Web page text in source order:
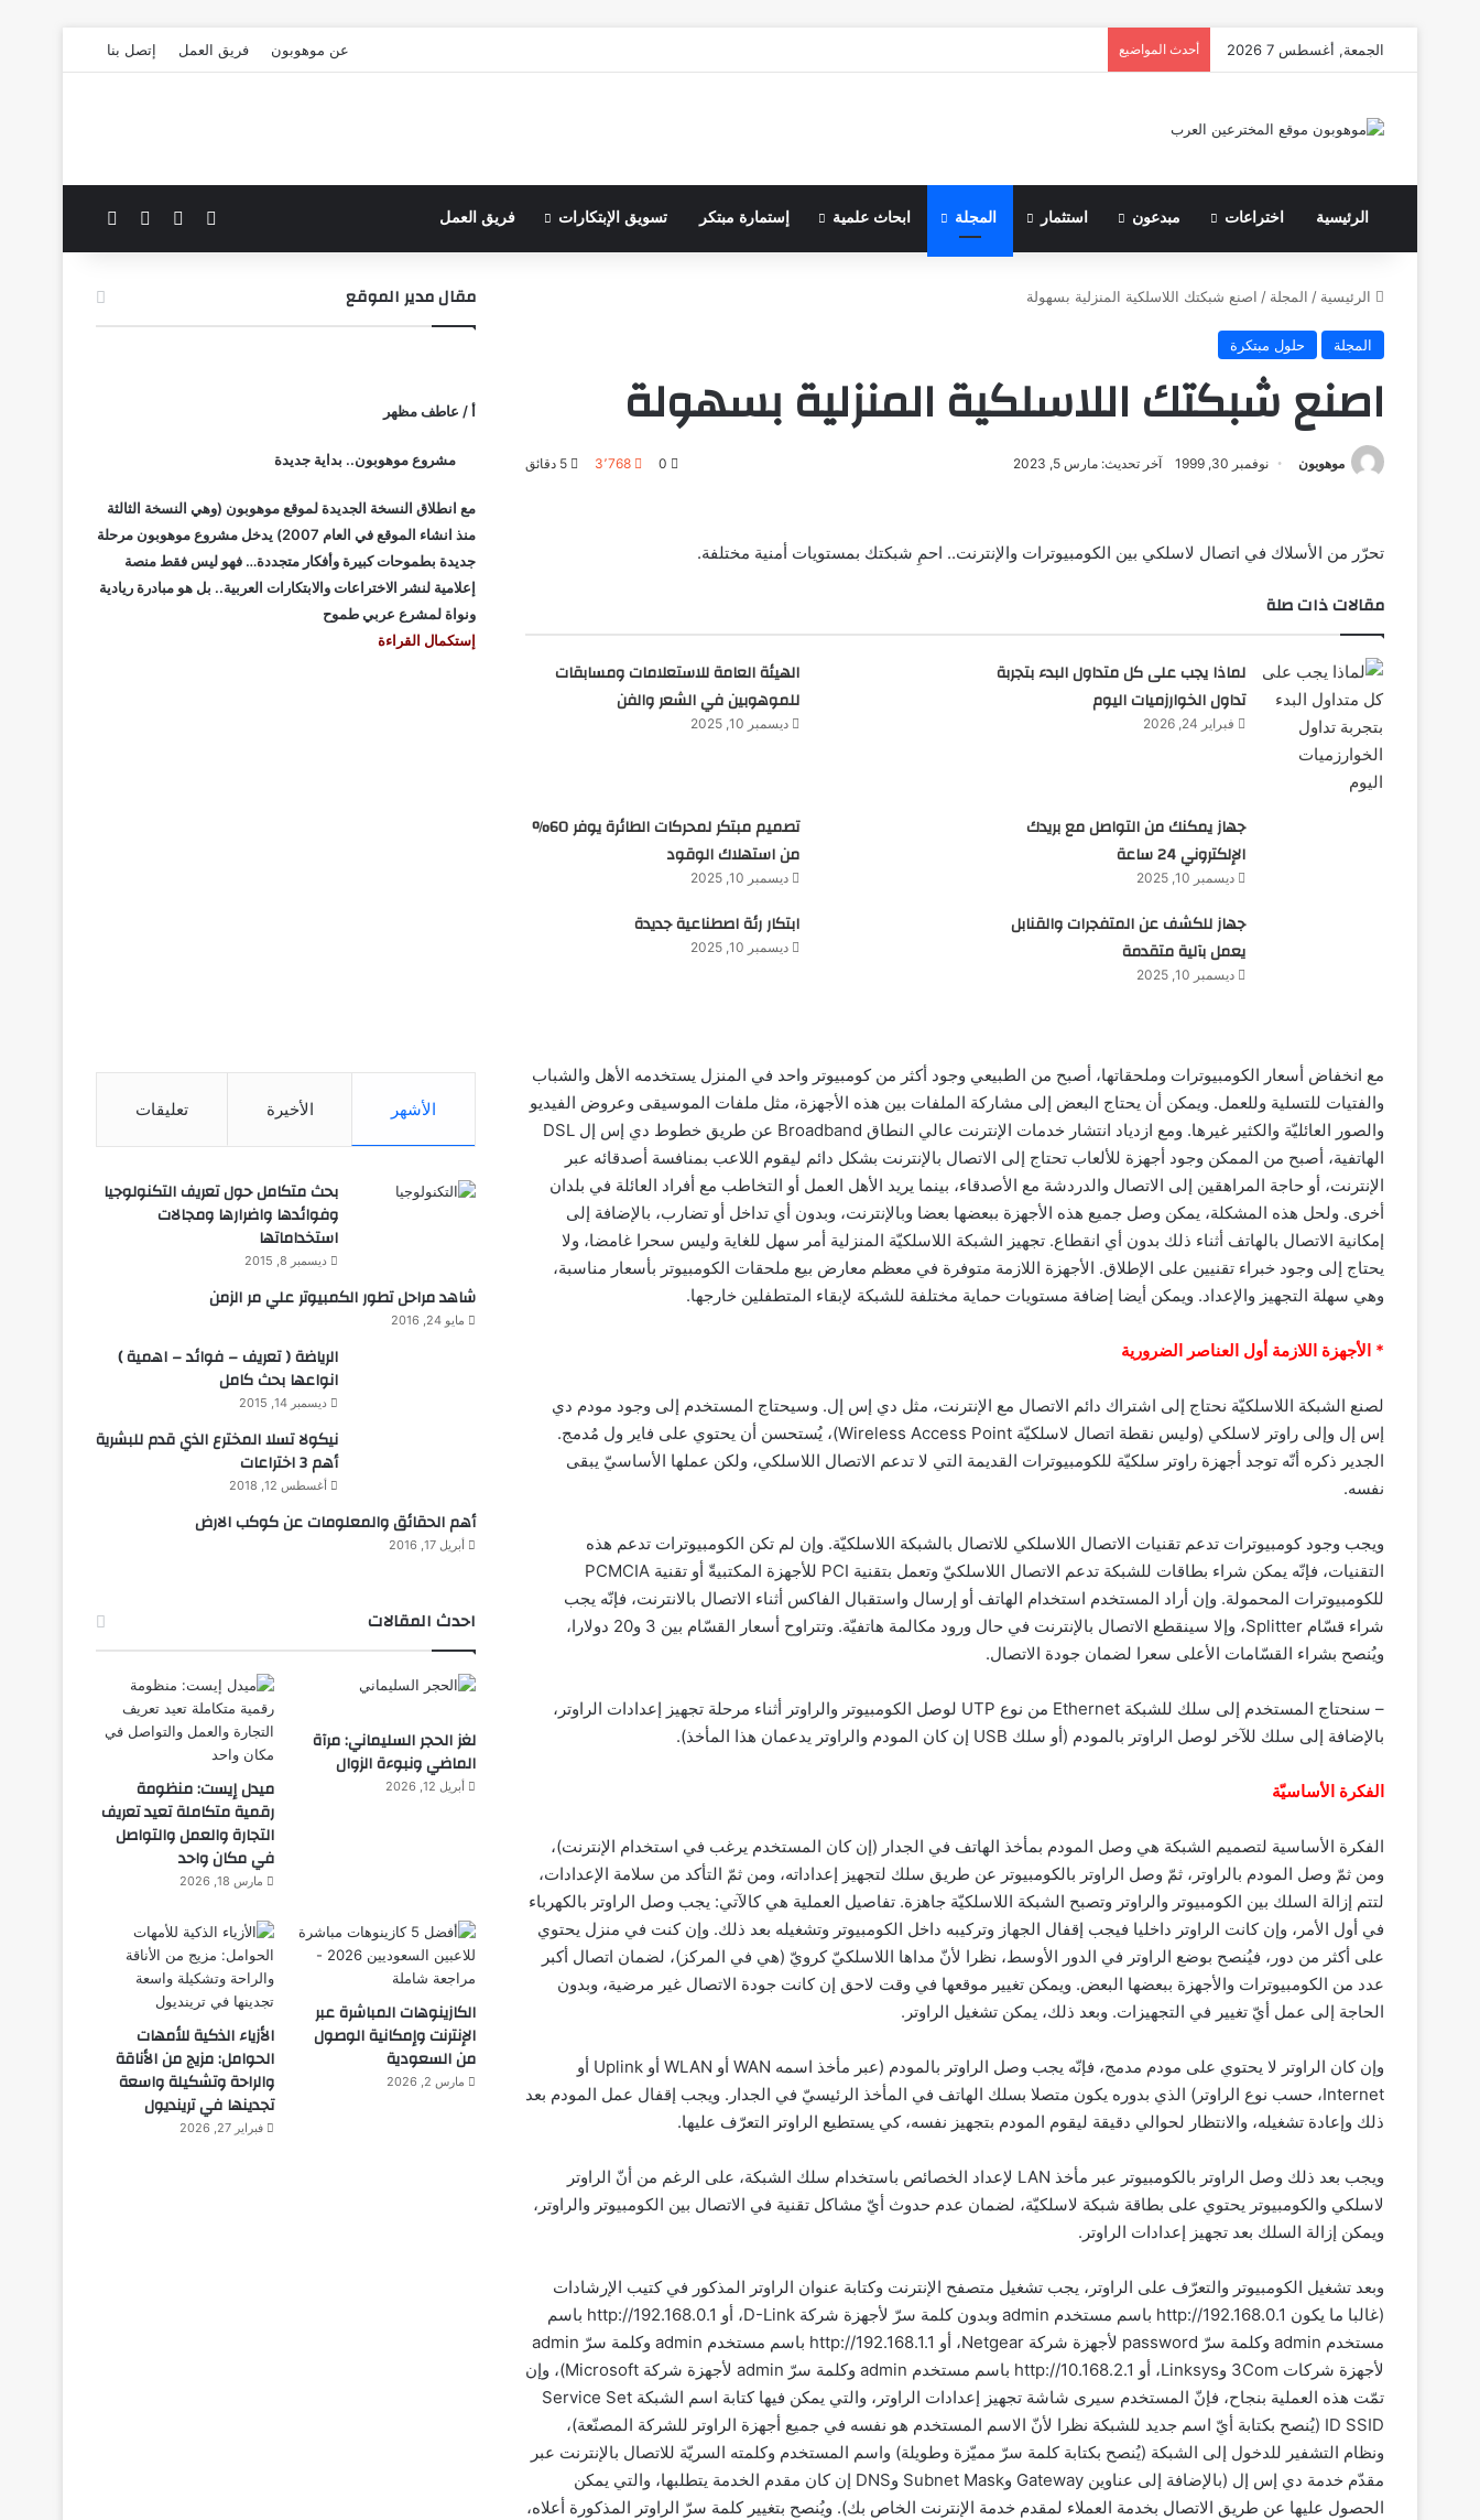
الجمعة, أغسطس 7 2026 أحدث المواضيع عن موهوبون فريق العمل إتصل بنا
الرئيسية اختراعات مبدعون استثمار المجلة ابحاث علمية إستمارة مبتكر تسويق الإبتكارات فريق العمل فيسبوك الوضع المظلم
الرئيسية / المجلة / اصنع شبكتك اللاسلكية المنزلية بسهولة
المجلة حلول مبتكرة
اصنع شبكتك اللاسلكية المنزلية بسهولة
موهوبون نوفمبر 30, 1999 آخر تحديث: مارس 5, 2023 0 3٬768
تحرّر من الأسلاك في اتصال لاسلكي بين الكومبيوترات والإنترنت.. احمِ شبكتك بمستويات أمنية مختلفة.
مقالات ذات صلة
لماذا يجب على كل متداول البدء بتجربة
تداول الخوارزميات اليوم
فبراير 24, 2026
الهيئة العامة للاستعلامات ومسابقات
للموهوبين في الشعر والفن
ديسمبر 10, 2025
جهاز يمكنك من التواصل مع بريدك
الإلكتروني 24 ساعة
ديسمبر 10, 2025
تصميم مبتكر لمحركات الطائرة يوفر 60%
من استهلاك الوقود
ديسمبر 10, 2025
جهاز للكشف عن المتفجرات والقنابل
يعمل بآلية متقدمة
ديسمبر 10, 2025
ابتكار رئة اصطناعية جديدة
ديسمبر 10, 2025
مع انخفاض أسعار الكومبيوترات وملحقاتها، أصبح من الطبيعي وجود أكثر من كومبيوتر واحد في المنزل يستخدمه الأهل والشباب
والفتيات للتسلية وللعمل. ويمكن أن يحتاج البعض إلى مشاركة الملفات بين هذه الأجهزة، مثل ملفات الموسيقى وعروض الفيديو
والصور العائليّة والكثير غيرها. ومع ازدياد انتشار خدمات الإنترنت عالي النطاق Broadband عن طريق خطوط دي إس إل DSL
الهاتفية، أصبح من الممكن وجود أجهزة للألعاب تحتاج إلى الاتصال بالإنترنت بشكل دائم ليقوم اللاعب بمنافسة أصدقائه عبر
الإنترنت، أو حاجة المراهقين إلى الاتصال والدردشة مع الأصدقاء، بينما يريد الأهل العمل أو التخاطب مع أفراد العائلة في بلدان
أخرى. ولحل هذه المشكلة، يمكن وصل جميع هذه الأجهزة ببعضها بعضا وبالإنترنت، وبدون أي تداخل أو تضارب، بالإضافة إلى
إمكانية الاتصال بالهاتف أثناء ذلك بدون أي انقطاع. تجهيز الشبكة اللاسلكيّة المنزلية أمر سهل للغاية وليس سحرا غامضا، ولا
يحتاج إلى وجود خبراء تقنيين على الإطلاق. الأجهزة اللازمة متوفرة في معظم معارض بيع ملحقات الكومبيوتر بأسعار مناسبة،
وهي سهلة التجهيز والإعداد. ويمكن أيضا إضافة مستويات حماية مختلفة للشبكة لإبقاء المتطفلين خارجها.
* الأجهزة اللازمة أول العناصر الضرورية
لصنع الشبكة اللاسلكيّة نحتاج إلى اشتراك دائم الاتصال مع الإنترنت، مثل دي إس إل. وسيحتاج المستخدم إلى وجود مودم دي
إس إل وإلى راوتر لاسلكي (وليس نقطة اتصال لاسلكيّة Wireless Access Point)، يُستحسن أن يحتوي على فاير ول مُدمج.
الجدير ذكره أنّه توجد أجهزة راوتر سلكيّة للكومبيوترات القديمة التي لا تدعم الاتصال اللاسلكي، ولكن عملها الأساسيّ يبقى
نفسه.
ويجب وجود كومبيوترات تدعم تقنيات الاتصال اللاسلكي للاتصال بالشبكة اللاسلكيّة. وإن لم تكن الكومبيوترات تدعم هذه
التقنيات، فإنّه يمكن شراء بطاقات للشبكة تدعم الاتصال اللاسلكيّ وتعمل بتقنية PCI للأجهزة المكتبيةّ أو تقنية PCMCIA
للكومبيوترات المحمولة. وإن أراد المستخدم استخدام الهاتف أو إرسال واستقبال الفاكس أثناء الاتصال بالانترنت، فإنّه يجب
شراء قسّام Splitter، وإلا سينقطع الاتصال بالإنترنت في حال ورود مكالمة هاتفيّة. وتتراوح أسعار القسّام بين 3 و20 دولارا،
ويُنصح بشراء القسّامات الأعلى سعرا لضمان جودة الاتصال.
– سنحتاج المستخدم إلى سلك للشبكة Ethernet من نوع UTP لوصل الكومبيوتر والراوتر أثناء مرحلة تجهيز إعدادات الراوتر،
بالإضافة إلى سلك للآخر لوصل الراوتر بالمودم (أو سلك USB إن كان المودم والراوتر يدعمان هذا المأخذ).
الفكرة الأساسيّة
الفكرة الأساسية لتصميم الشبكة هي وصل المودم بمأخذ الهاتف في الجدار (إن كان المستخدم يرغب في استخدام الإنترنت)،
ومن ثمّ وصل المودم بالراوتر، ثمّ وصل الراوتر بالكومبيوتر عن طريق سلك لتجهيز إعداداته، ومن ثمّ التأكد من سلامة الإعدادات،
لتتم إزالة السلك بين الكومبيوتر والراوتر وتصبح الشبكة اللاسلكيّة جاهزة. تفاصيل العملية هي كالآتي: يجب وصل الراوتر بالكهرباء
في أول الأمر، وإن كانت الراوتر داخليا فيجب إقفال الجهاز وتركيبه داخل الكومبيوتر وتشغيله بعد ذلك. وإن كنت في منزل يحتوي
على أكثر من دور، فيُنصح بوضع الراوتر في الدور الأوسط، نظرا لأنّ مداها اللاسلكيّ كرويّ (هي في المركز)، لضمان اتصال أكبر
عدد من الكومبيوترات والأجهزة ببعضها البعض. ويمكن تغيير موقعها في وقت لاحق إن كانت جودة الاتصال غير مرضية، وبدون
الحاجة إلى عمل أيّ تغيير في التجهيزات. وبعد ذلك، يمكن تشغيل الراوتر.
وإن كان الراوتر لا يحتوي على مودم مدمج، فإنّه يجب وصل الراوتر بالمودم (عبر مأخذ اسمه WAN أو WLAN أو Uplink أو
Internet، حسب نوع الراوتر) الذي بدوره يكون متصلا بسلك الهاتف في المأخذ الرئيسيّ في الجدار. ويجب إقفال عمل المودم بعد
ذلك وإعادة تشغيله، والانتظار لحوالي دقيقة ليقوم المودم بتجهيز نفسه، كي يستطيع الراوتر التعرّف عليها.
ويجب بعد ذلك وصل الراوتر بالكومبيوتر عبر مأخذ LAN لإعداد الخصائص باستخدام سلك الشبكة، على الرغم من أنّ الراوتر
لاسلكي والكومبيوتر يحتوي على بطاقة شبكة لاسلكيّة، لضمان عدم حدوث أيّ مشاكل تقنية في الاتصال بين الكومبيوتر والراوتر،
ويمكن إزالة السلك بعد تجهيز إعدادات الراوتر.
وبعد تشغيل الكومبيوتر والتعرّف على الراوتر، يجب تشغيل متصفح الإنترنت وكتابة عنوان الراوتر المذكور في كتيب الإرشادات
(غالبا ما يكون http://192.168.0.1 باسم مستخدم admin وبدون كلمة سرّ لأجهزة شركة D-Link، أو http://192.168.0.1 باسم
مستخدم admin وكلمة سرّ password لأجهزة شركة Netgear، أو http://192.168.1.1 باسم مستخدم admin وكلمة سرّ admin
لأجهزة شركات 3Com وLinksys، أو http://10.168.2.1 باسم مستخدم admin وكلمة سرّ admin لأجهزة شركة Microsoft)، وإن
تمّت هذه العملية بنجاح، فإنّ المستخدم سيرى شاشة تجهيز إعدادات الراوتر، والتي يمكن فيها كتابة اسم الشبكة Service Set
ID SSID (يُنصح بكتابة أيّ اسم جديد للشبكة نظرا لأنّ الاسم المستخدم هو نفسه في جميع أجهزة الراوتر للشركة المصنّعة)،
ونظام التشفير للدخول إلى الشبكة (يُنصح بكتابة كلمة سرّ مميّزة وطويلة) واسم المستخدم وكلمته السريّة للاتصال بالإنترنت عبر
مقدّم خدمة دي إس إل (بالإضافة إلى عناوين Gateway وSubnet Mask وDNS إن كان مقدم الخدمة يتطلبها، والتي يمكن
الحصول عليها عن طريق الاتصال بخدمة العملاء لمقدم خدمة الإنترنت الخاص بك). ويُنصح بتغيير كلمة سرّ الراوتر المذكورة أعلاه،
مقال مدير الموقع
أ / عاطف مظهر
مشروع موهوبون.. بداية جديدة
مع انطلاق النسخة الجديدة لموقع موهوبون (وهي النسخة الثالثة
منذ انشاء الموقع في العام 2007) يدخل مشروع موهوبون مرحلة
جديدة بطموحات كبيرة وأفكار متجددة… فهو ليس فقط منصة
إعلامية لنشر الاختراعات والابتكارات العربية.. بل هو مبادرة ريادية
ونواة لمشرع عربي طموح
إستكمال القراءة
الأشهر الأخيرة تعليقات
بحث متكامل حول تعريف التكنولوجيا
وفوائدها واضرارها ومجالات
استخداماتها
ديسمبر 8, 2015
شاهد مراحل تطور الكمبيوتر علي مر الزمن
مايو 24, 2016
الرياضة ( تعريف – فوائد – اهمية )
انواعها بحث كامل
ديسمبر 14, 2015
نيكولا تسلا المخترع الذي قدم للبشرية
أهم 3 اختراعات
أغسطس 12, 2018
أهم الحقائق والمعلومات عن كوكب الارض
أبريل 17, 2016
احدث المقالات
لغز الحجر السليماني: مرآة
الماضي ونبوءة الزوال
أبريل 12, 2026
ميدل إيست: منظومة
رقمية متكاملة تعيد تعريف
التجارة والعمل والتواصل
في مكان واحد
مارس 18, 2026
الكازينوهات المباشرة عبر
الإنترنت وإمكانية الوصول
من السعودية
مارس 2, 2026
الأزياء الذكية للأمهات
الحوامل: مزيج من الأناقة
والراحة وتشكيلة واسعة
تجدينها في ترينديول
فبراير 27, 2026